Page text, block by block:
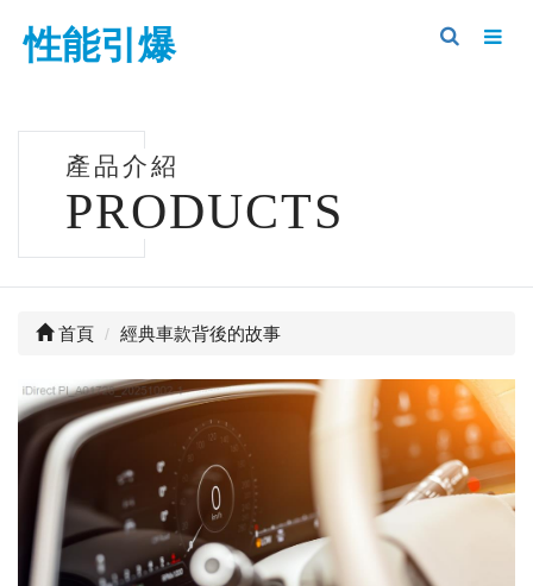
性能引爆
產品介紹
PRODUCTS
首頁 經典車款背後的故事